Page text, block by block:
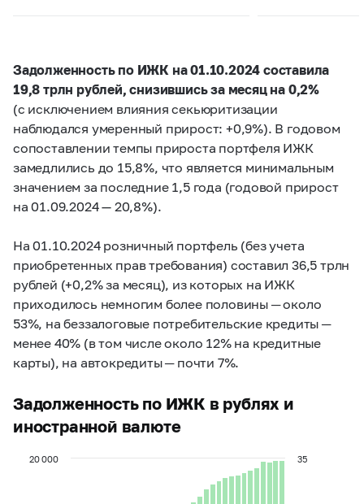
Задолженность по ИЖК на 01.10.2024 составила
19,8 трлн рублей, снизившись за месяц на 0,2%
(с исключением влияния секьюритизации
наблюдался умеренный прирост: +0,9%). В годовом
сопоставлении темпы прироста портфеля ИЖК
замедлились до 15,8%, что является минимальным
значением за последние 1,5 года (годовой прирост
на 01.09.2024 — 20,8%).
На 01.10.2024 розничный портфель (без учета
приобретенных прав требования) составил 36,5 трлн
рублей (+0,2% за месяц), из которых на ИЖК
приходилось немногим более половины ─ около
53%, на беззалоговые потребительские кредиты ─
менее 40% (в том числе около 12% на кредитные
карты), на автокредиты ─ почти 7%.
Задолженность по ИЖК в рублях и
иностранной валюте
20 000 35